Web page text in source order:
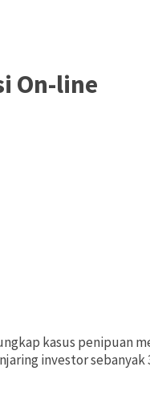
On-line
kasus penipuan
investor sebanyak